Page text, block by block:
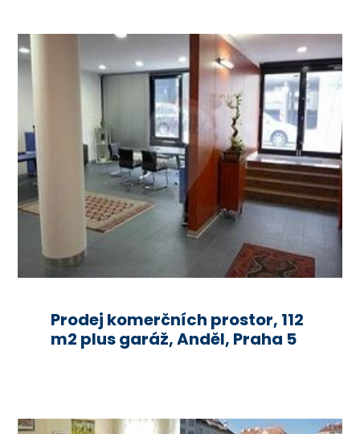
Prodej komerčních prostor, 112
m2 plus garáž, Anděl, Praha 5